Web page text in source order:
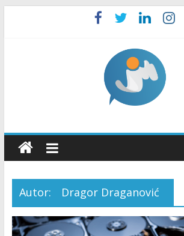
Autor: Dragor Draganović